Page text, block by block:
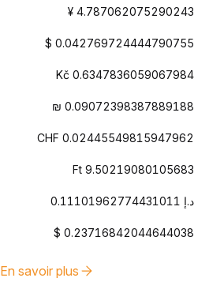
¥ 4.787062075290243
$ 0.042769724444790755
Kč 0.6347836059067984
₪ 0.09072398387889188
CHF 0.02445549815947962
Ft 9.50219080105683
د.إ 0.11101962774431011
$ 0.23716842044644038
En savoir plus